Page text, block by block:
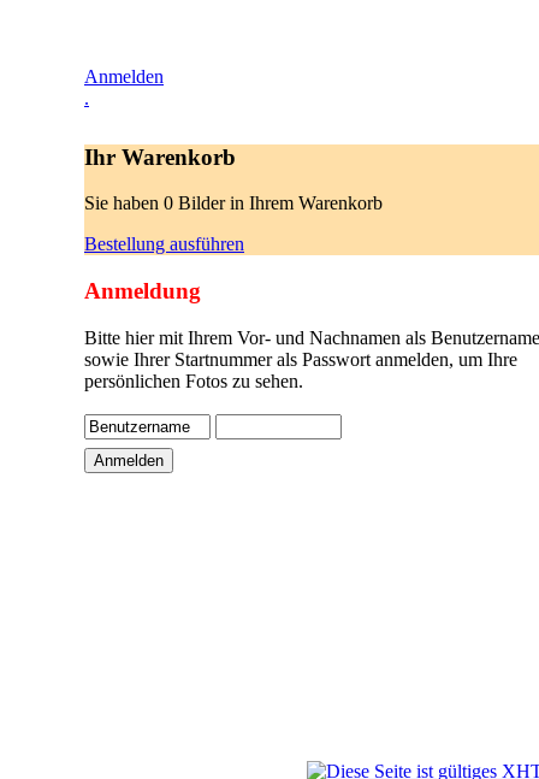
Anmelden
.
Ihr Warenkorb
Sie haben 0 Bilder in Ihrem Warenkorb
Bestellung ausführen
Anmeldung
Bitte hier mit Ihrem Vor- und Nachnamen als
sowie Ihrer Startnummer als Passwort anmelden, um Ihre
persönlichen Fotos zu sehen.